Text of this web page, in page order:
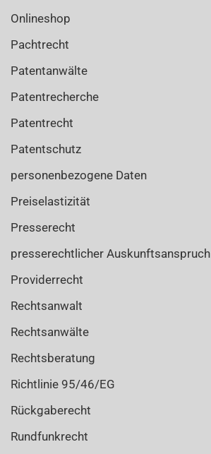
Onlineshop
Pachtrecht
Patentanwälte
Patentrecherche
Patentrecht
Patentschutz
personenbezogene Daten
Preiselastizität
Presserecht
presserechtlicher Auskunftsanspruch
Providerrecht
Rechtsanwalt
Rechtsanwälte
Rechtsberatung
Richtlinie 95/46/EG
Rückgaberecht
Rundfunkrecht